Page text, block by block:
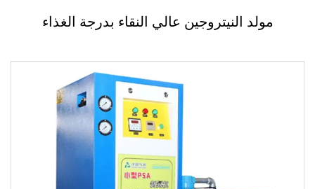
مولد النيتروجين عالي النقاء بدرجة الغذاء